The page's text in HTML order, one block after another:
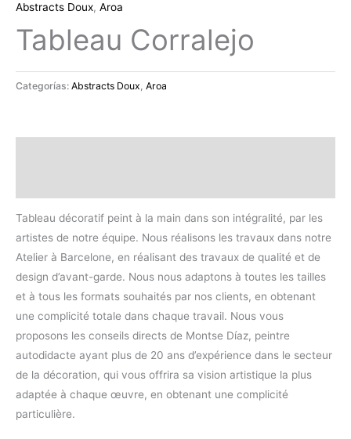
Abstracts Doux, Aroa
Tableau Corralejo
Categorías: Abstracts Doux Aroa
Tableau décoratif peint à la main dans son intégralité, par les
artistes de notre équipe. Nous réalisons les travaux dans notre
Atelier à Barcelone, en réalisant des travaux de qualité et de
design d’avant-garde. Nous nous adaptons à toutes les tailles
et à tous les formats souhaités par nos clients, en obtenant
une complicité totale dans chaque travail. Nous vous
proposons les conseils directs de Montse Díaz, peintre
autodidacte ayant plus de 20 ans d’expérience dans le secteur
de la décoration, qui vous offrira sa vision artistique la plus
adaptée à chaque œuvre, en obtenant une complicité
particulière.